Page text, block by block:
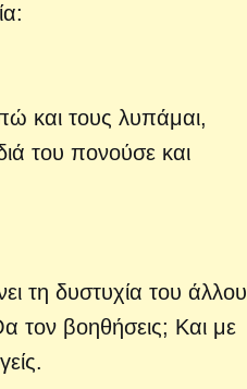
και τους λυπάμαι,
του πονούσε και
τη δυστυχία του άλλου
τον βοηθήσεις; Και με